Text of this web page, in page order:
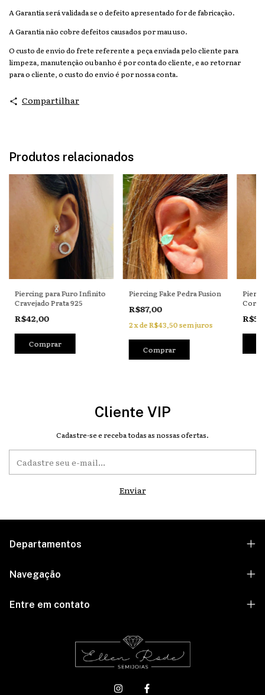
A Garantia será validada se o defeito apresentado for de fabricação.
A Garantia não cobre defeitos causados por mau uso.
O custo de envio do frete referente a peça enviada pelo cliente para
limpeza, manutenção ou banho é por conta do cliente, e ao retornar
para o cliente, o custo do envio é por nossa conta.
Compartilhar
Produtos relacionados
Piercing para Furo Infinito
Cravejado Prata 925
R$42,00
Piercing Fake Pedra Fusion
R$87,00
2xdeR$43,50sem juros
Cliente VIP
Cadastre-se e receba todas as nossas ofertas.
Departamentos
Navegação
Entre em contato